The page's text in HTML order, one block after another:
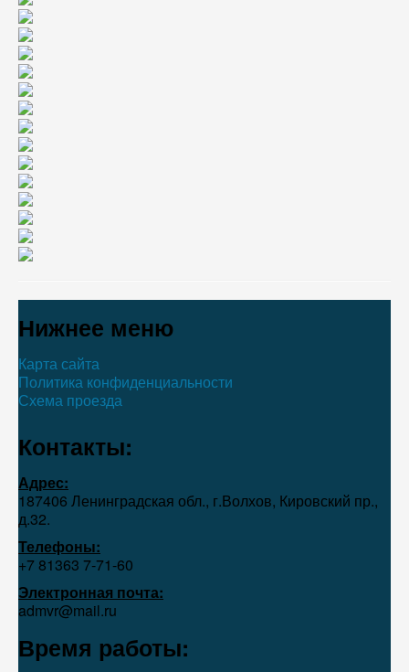
Нижнее меню
Карта сайта
Политика конфиденциальности
Схема проезда
Контакты:
Адрес:
187406 Ленинградская обл., г.Волхов, Кировский пр.,
д.32.
Телефоны:
+7 81363 7‑71-60
Электронная почта:
admvr@mail.ru
Время работы: